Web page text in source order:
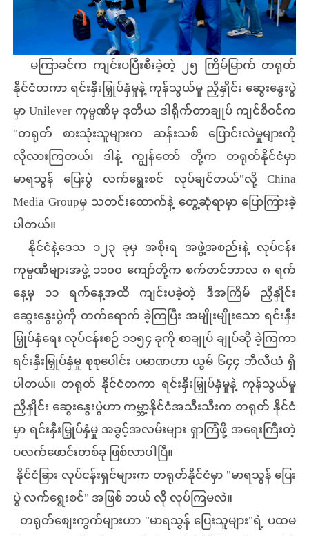
မကြာခင်က ကျင်းပပြီးစီးခဲ့တဲ့ ၂၅ ကြိမ်မြာက် တရုတ်
နိုင်ငံတကာ ရင်းနှီးမြှုပ်နှံမှုနဲ့ ကုန်သွယ်မှု ညှိနှိုင်း ဆွေးနွေးပွဲ
မှာ Unilever ကုမ္ပဏီမှ ဒုတိယ ဒါရိုက်တာချုပ် ကျင်စီဝင်က
"တရုတ် စားသုံးသူများက ဆန်းသစ် ပြောင်းလဲမှုများကို
လိုလားကြတယ်၊ ဒါနဲ့ ကျွန်တော် တို့က တရုတ်နိုင်ငံမှာ
မာရသွန် ပြေးပွဲ လက်ရွေးစင် လုပ်ချင်တယ်"လို့ China
Media Groupမှ သတင်းထောက်နဲ့ တွေ့ဆုံရာမှာ ပြောကြားခဲ့
ပါတယ်။
နိုင်ငံနဲ့ဒေသ ၁၂၃ ခုမှ အစိုးရ အဖွဲ့အစည်းနဲ့ လုပ်ငန်း
ကုမ္ပဏီများအဖွဲ့ ၁၁၀၀ ကျော်တို့က စက်တင်ဘာလ ၈ ရက်
နေ့မှ ၁၁ ရက်နေ့အထိ ကျင်းပခဲ့တဲ့ ဒီအကြိမ် ညှိနှိုင်း
ဆွေးနွေးပွဲကို တက်ရောက် ခဲ့ကြပြီး အမျိုးမျိုးသော ရင်းနှီး
မြှုပ်နှံရေး လုပ်ငန်းစဉ် ၁၁၅၄ ခုကို စာချုပ် ချုပ်ဆို ခဲ့ကြကာ
ရင်းနှီးမြှုပ်နှံမှု စုစုပေါင်း ပမာဏဟာ ယွမ် ၆၄၄ ဘီလီယံ ရှိ
ပါတယ်။ တရုတ် နိုင်ငံတကာ ရင်းနှီးမြှုပ်နှံမှုနဲ့ ကုန်သွယ်မှု
ညှိနှိုင်း ဆွေးနွေးပွဲဟာ ကမ္ဘာ့နိုင်ငံအသီးသီးက တရုတ် နိုင်ငံ
မှာ ရင်းနှီးမြှုပ်နှံမှု အခွင့်အလမ်းများ ရှာကြံဖို့ အရေးကြီးတဲ့
ပလက်ဖောင်းတစ်ခု ဖြစ်လာပါပြီ။
နိုင်ငံခြား လုပ်ငန်းရှင်များက တရုတ်နိုင်ငံမှာ "မာရသွန် ပြေး
ပွဲ လက်ရွေးစင်" အဖြစ် ဘယ် လို လုပ်ကြမလဲ။
တရုတ်စျေးကွက်များဟာ "မာရသွန် ပြေးသူများ"ရဲ့ ပထမ